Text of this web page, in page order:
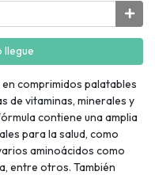
llegue
comprimidos palatables
de vitaminas, minerales y
contiene una amplia
para la salud, como
aminoácidos como
entre otros. También